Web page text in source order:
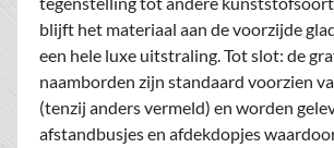
blijft het materiaal aan de voorzijde
een hele luxe uitstraling. Tot slot: de
naamborden zijn standaard voorzien
(tenzij anders vermeld) en worden
afstandbusjes en afdekdopjes